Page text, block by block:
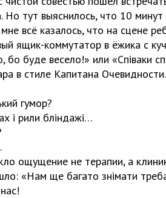
тут выяснилось, что 10
всё казалось, что на сцене
ящик-коммутатор в ёжика с
буде весело!» или «Співаки
в стиле Капитана
гумор?
і рили бліндажі…
ощущение не терапии, а
«Нам ще багато знімати